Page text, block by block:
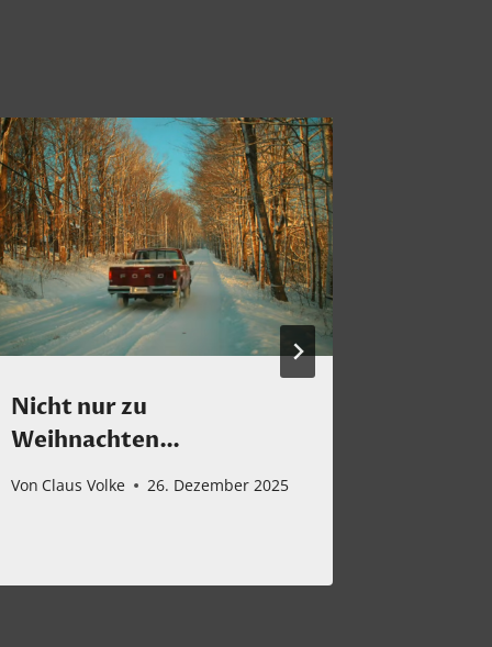
Nicht nur zu
Weihnachten…
Von Claus Volke 26. Dezember 2025